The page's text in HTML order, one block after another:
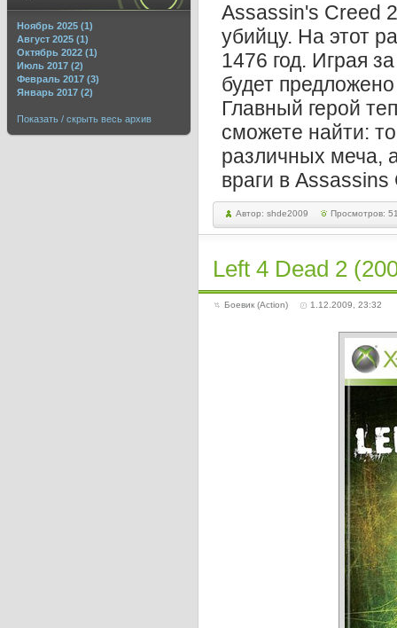
Assassin's Creed
убийцу. На этот
1476 год. Играя
будет
Главный герой
сможете найти:
различных меча,
враги в
Автор: shde2009 Просмотров:
Left 4 Dead 2
Боевик (Action) 1.12.2009, 23:32
Ноябрь 2025 (1)
Август 2025 (1)
Октябрь 2022 (1)
Июль 2017 (2)
Февраль 2017 (3)
Январь 2017 (2)
Показать / скрыть весь архив